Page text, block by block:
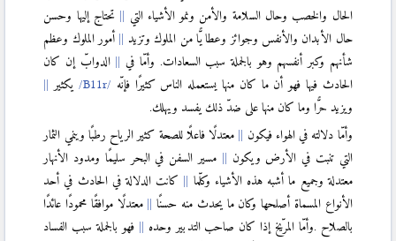
الحال والخصب وحال السلامة والأمن ونمو الأشياء التي
تحتاج إليها وحسن
حال الأبدان والأنفس وجوائز وعطايًّا من الملوك وتزيد
أمور الملوك وعظم
شأنهم وكبر أنفسهم وهو بالجملة سبب السعادات. وأمّا في
الدوابّ إن كان
الحادث فيها فهو أن ما كان منها يستعمله الناس كثيرًا فإنّه
يكثير
ويزيد حرًّا وما كان منها على ضدّ ذلك يفسد ويهلك.
وأمّا دلالته في الهواء فيكون
معتدلًا فاعلًا للصحة كثير الرياح رطبًا وينمي الثمار
التي تنبت في الأرض ويكون
مسير السفن في البحر سليمًا ومدود الأنهار
معتدلة وجميع ما أشبه هذه الأشياء وكلّما
كانت الدلالة في الحادث في أحد
الأنواع المسماة أصلحها وكان ما يحدث منه حسنًا
معتدلًا موافقًا محمودًا عائدًا
بالصلاح .وأمّا المرّيخ إذا كان صاحب التدبير وحده
فهو بالجملة سبب الفساد